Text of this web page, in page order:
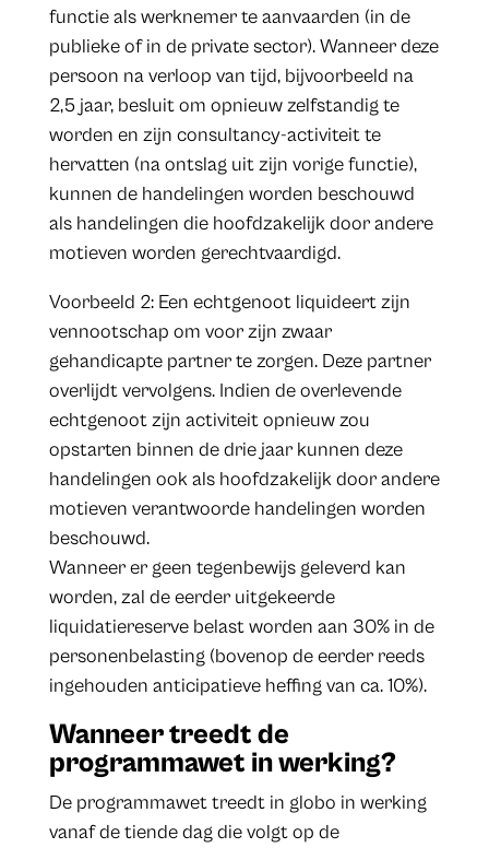
functie als werknemer te aanvaarden (in de
publieke of in de private sector). Wanneer deze
persoon na verloop van tijd, bijvoorbeeld na
2,5 jaar, besluit om opnieuw zelfstandig te
worden en zijn consultancy-activiteit te
hervatten (na ontslag uit zijn vorige functie),
kunnen de handelingen worden beschouwd
als handelingen die hoofdzakelijk door andere
motieven worden gerechtvaardigd.
Voorbeeld 2: Een echtgenoot liquideert zijn
vennootschap om voor zijn zwaar
gehandicapte partner te zorgen. Deze partner
overlijdt vervolgens. Indien de overlevende
echtgenoot zijn activiteit opnieuw zou
opstarten binnen de drie jaar kunnen deze
handelingen ook als hoofdzakelijk door andere
motieven verantwoorde handelingen worden
beschouwd.
Wanneer er geen tegenbewijs geleverd kan
worden, zal de eerder uitgekeerde
liquidatiereserve belast worden aan 30% in de
personenbelasting (bovenop de eerder reeds
ingehouden anticipatieve heffing van ca. 10%).
Wanneer treedt de
programmawet in werking?
De programmawet treedt in globo in werking
vanaf de tiende dag die volgt op de